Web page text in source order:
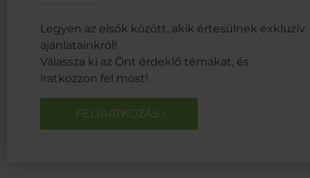
Legyen az elsők között, akik értesülnek exkluzív
ajánlatainkról!
Válassza ki az Önt érdeklő témákat, és
iratkozzon fel most!
FELIRATKOZÁS